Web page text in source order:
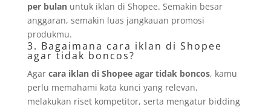
per bulanuntuk iklan di Shopee. Semakin besar
anggaran, semakin luas jangkauan promosi
produkmu.
3. Bagaimana cara iklan di Shopee
agar tidak boncos?
Agar cara iklan di Shopee agar tidak boncos, kamu
perlu memahami kata kunci yang relevan,
melakukan riset kompetitor, serta mengatur bidding